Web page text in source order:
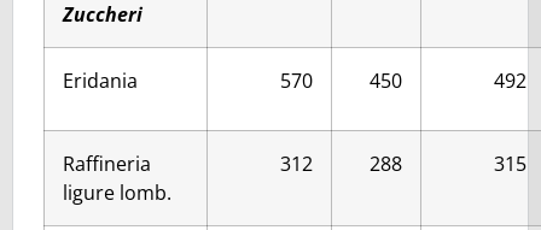
Zuccheri
Eridania 570 450 492
Raffineria
ligure lomb.
312 288 315